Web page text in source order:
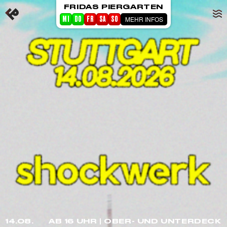
FRIDAS PIERGARTEN
MI DO FR SA SO MEHR INFOS
STARTSEITE
EVENTS
PIERGARTEN
CORPORATE EVENTS
14.08. AB 16 UHR | OBER- UND UNTERDECK